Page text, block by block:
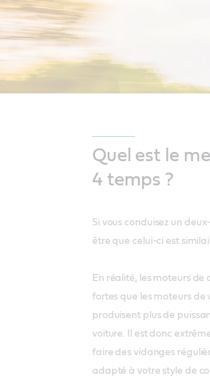
Quel est le
4 temps ?
Si vous conduisez un
être que celui-ci est
En réalité, les moteurs
fortes que les moteurs de
produisent plus de
voiture. Il est donc
faire des vidanges
adapté à votre style de